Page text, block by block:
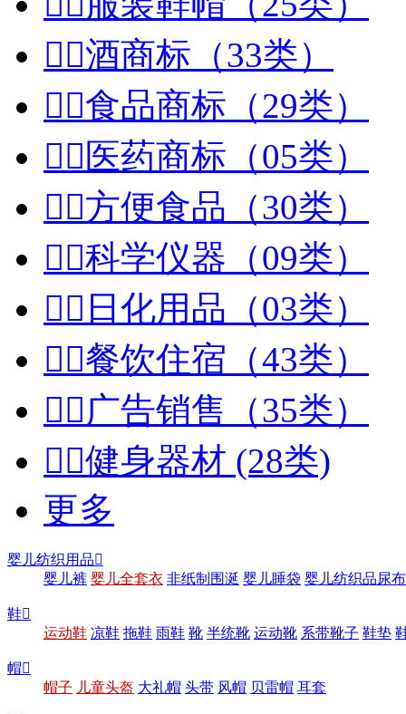
酒商标（33类）
食品商标（29类）
医药商标（05类）
方便食品（30类）
科学仪器（09类）
 日化用品（03类）
餐饮住宿（43类）
广告销售（35类）
健身器材 (28类)
更多
婴儿纺织用品
婴儿裤 婴儿全套衣 非纸制围涎 婴儿睡袋 婴儿纺织品尿布
鞋
运动鞋 凉鞋 拖鞋 雨鞋 靴 半统靴 运动靴 系带靴子 鞋垫
帽
帽子 儿童头盔 大礼帽 头带 风帽 贝雷帽 耳套